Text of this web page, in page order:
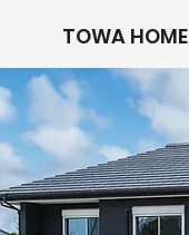
TOWA HOME